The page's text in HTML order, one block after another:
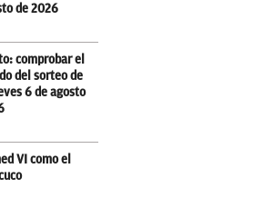
de 2026
comprobar el
del sorteo de
6 de agosto
VI como el